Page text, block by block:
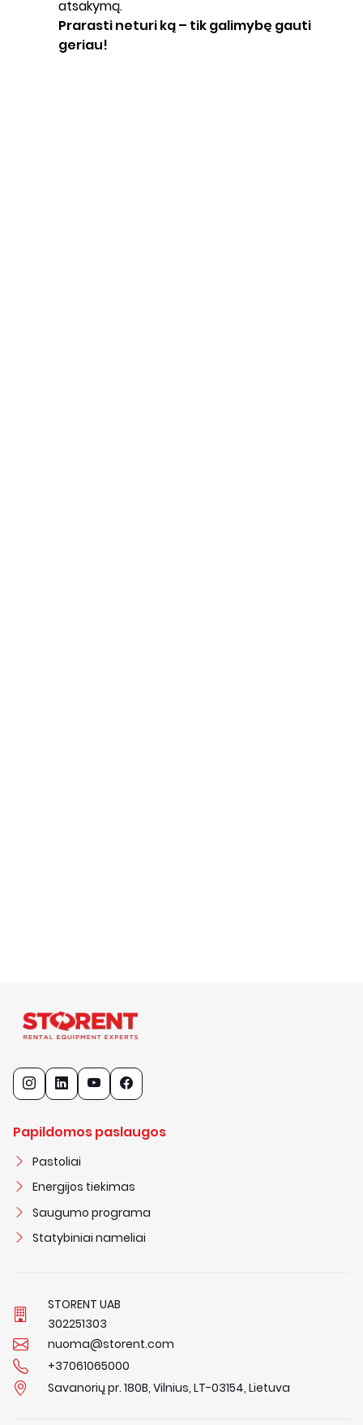
atsakymą.
Prarasti neturi ką – tik galimybę gauti
geriau!
Papildomos paslaugos
Pastoliai
Energijos tiekimas
Saugumo programa
Statybiniai nameliai
STORENT UAB
302251303
nuoma@storent.com
+37061065000
Savanorių pr. 180B, Vilnius, LT-03154, Lietuva